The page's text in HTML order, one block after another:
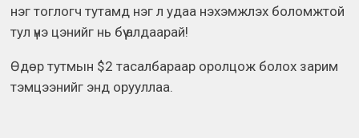
нэг тоглогч тутамд нэг л удаа нэхэмжлэх боломжтой
тул үнэ цэнийг нь бүү алдаарай!
Өдөр тутмын $2 тасалбараар оролцож болох зарим
тэмцээнийг энд орууллаа.